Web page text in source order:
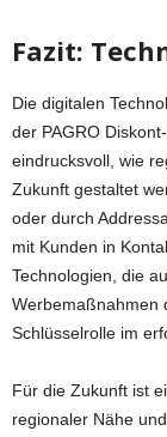
Fazit:
Die digitalen
der PAGRO
eindrucksvoll, wie
Zukunft gestaltet
oder durch
mit Kunden in
Technologien, die
Werbemaßnahmen
Schlüsselrolle im
Für die Zukunft ist
regionaler Nähe